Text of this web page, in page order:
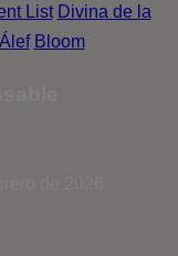
List Divina de la
Álef Bloom